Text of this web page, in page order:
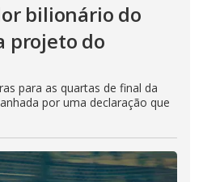
bilionário do
projeto do
para as quartas de final da
por uma declaração que